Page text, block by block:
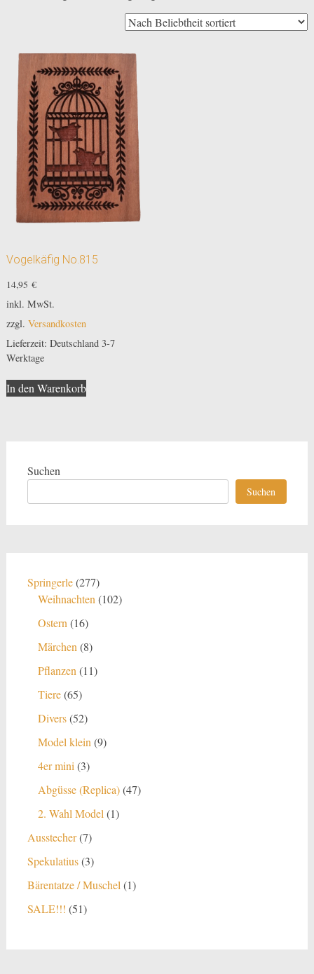
Vogelkäfig No.815
14,95 €
inkl. MwSt.
zzgl. Versandkosten
Lieferzeit: Deutschland 3-7
Werktage
In den Warenkorb
Suchen
Suchen
Springerle 277277
Produkte
Weihnachten 102102
Ostern 1616
Märchen 88
Pflanzen 1111
Tiere 6565
Divers 5252
Model klein 99
4er mini 33
Abgüsse (Replica) 4747
2. Wahl Model 11
Ausstecher 77
Spekulatius 33
Bärentatze / Muschel 11
SALE!!! 5151